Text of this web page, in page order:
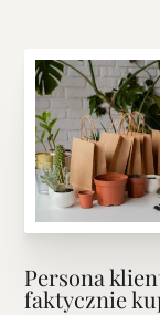
Persona
faktycznie